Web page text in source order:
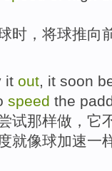
时，将球推向
it out, it soon
speed the
试那样做， 它
就像球加速一